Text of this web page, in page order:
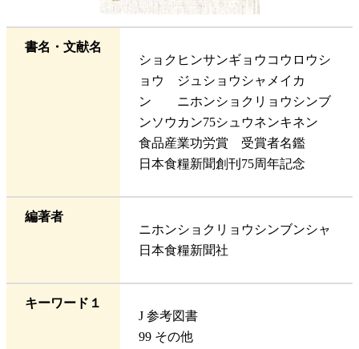
書名・文献名
ショクヒンサンギョウコウロウシ
ョウ ジュショウシャメイカ
ン ニホンショクリョウシンブ
ンソウカン75シュウネンキネン
食品産業功労賞 受賞者名鑑
日本食糧新聞創刊75周年記念
編著者
ニホンショクリョウシンブンシャ
日本食糧新聞社
キーワード１
J 参考図書
99 その他